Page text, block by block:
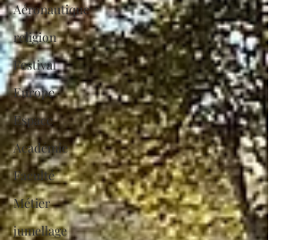
Aéronautique
religion
Festival
Europe
Espace
Académie
Faculté
Métier
jumellage